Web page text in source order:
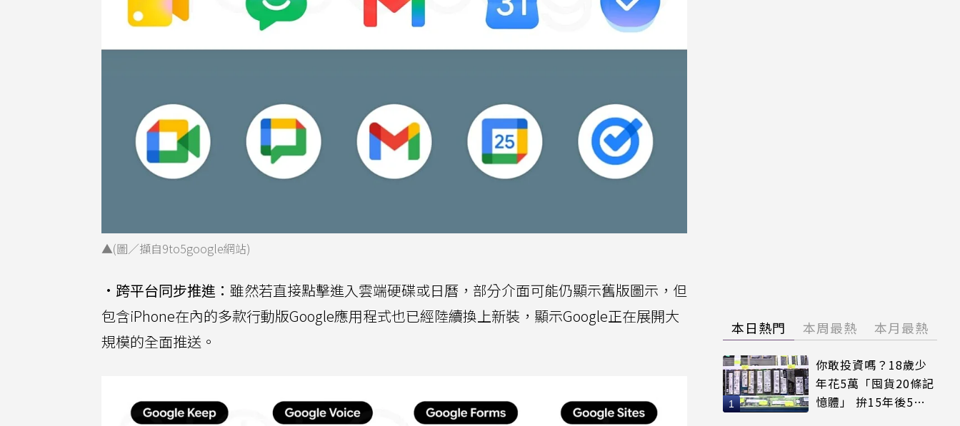
▲(圖／擷自9to5google網站)
• 跨平台同步推進： 雖然若直接點擊進入雲端硬碟或日曆，部分介面可能仍顯示舊版圖示，但
包含iPhone在內的多款行動版Google應用程式也已經陸續換上新裝，顯示Google正在展開大
規模的全面推送。
本日熱門 本周最熱 本月最熱
你敢投資嗎？18歲少
年花5萬「囤貨20條記
憶體」 拚15年後5倍